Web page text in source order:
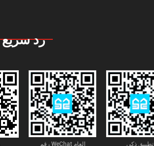
رد سريع
رقم WeChat العام تطبيق ذكي